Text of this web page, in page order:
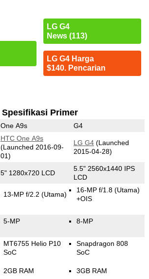
LG G4
News (113)
LG G4 Harga
$140. Pencarian
Spesifikasi Primer
One A9s G4
HTC One A9s
(Launched 2016-09-
01)
LG G4(Launched
2015-04-28)
5" 1280x720 LCD
5.5" 2560x1440 IPS
LCD
13-MP f/2.2 (Utama)
16-MP f/1.8 (Utama)
+OIS
5-MP 8-MP
MT6755 Helio P10
SoC
2GB RAM
Snapdragon 808
SoC
3GB RAM